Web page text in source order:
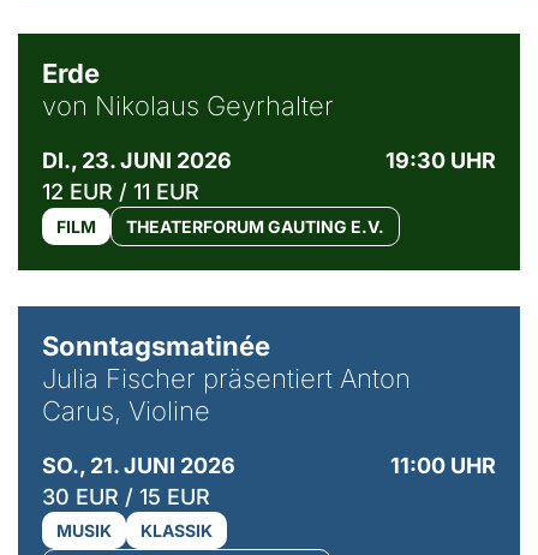
Erde
von Nikolaus Geyrhalter
DI., 23. JUNI 2026
19:30 UHR
12 EUR / 11 EUR
FILM THEATERFORUM GAUTING E.V.
Sonntagsmatinée
Julia Fischer präsentiert Anton
Carus, Violine
SO., 21. JUNI 2026
11:00 UHR
30 EUR / 15 EUR
MUSIK
KLASSIK